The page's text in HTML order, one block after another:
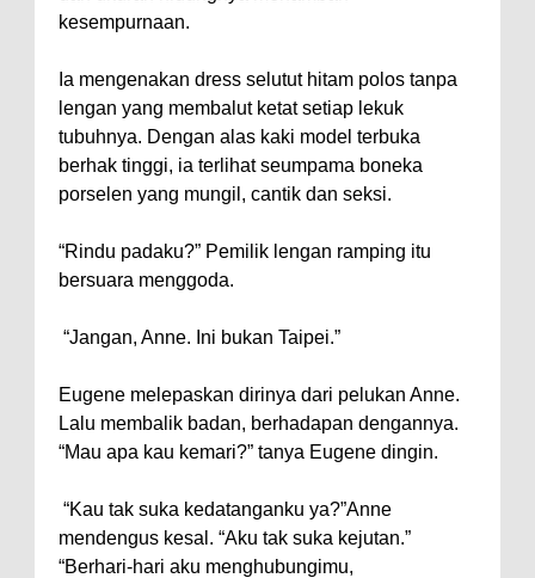
kesempurnaan.
Ia mengenakan dress selutut hitam polos tanpa
lengan yang membalut ketat setiap lekuk
tubuhnya. Dengan alas kaki model terbuka
berhak tinggi, ia terlihat seumpama boneka
porselen yang mungil, cantik dan seksi.
“Rindu padaku?” Pemilik lengan ramping itu
bersuara menggoda.
“Jangan, Anne. Ini bukan Taipei.”
Eugene melepaskan dirinya dari pelukan Anne.
Lalu membalik badan, berhadapan dengannya.
“Mau apa kau kemari?” tanya Eugene dingin.
“Kau tak suka kedatanganku ya?”Anne
mendengus kesal. “Aku tak suka kejutan.”
“Berhari-hari aku menghubungimu,